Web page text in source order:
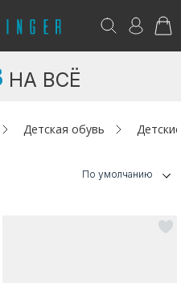
НА ВСЁ
Детская обувь
По умолчанию